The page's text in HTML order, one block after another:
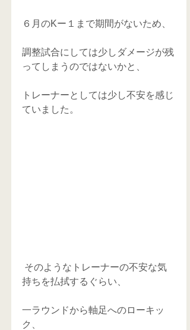
６月のKー１まで期間がないため、
調整試合にしては少しダメージが残
ってしまうのではないかと、
トレーナーとしては少し不安を感じ
ていました。
持ちを払拭するぐらい、
一ラウンドから軸足へのローキッ
ク、